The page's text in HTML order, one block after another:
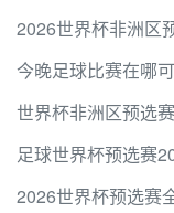
2026世界杯非洲区
今晚足球比赛在哪
世界杯非洲区预选
足球世界杯预选赛
2026世界杯预选赛